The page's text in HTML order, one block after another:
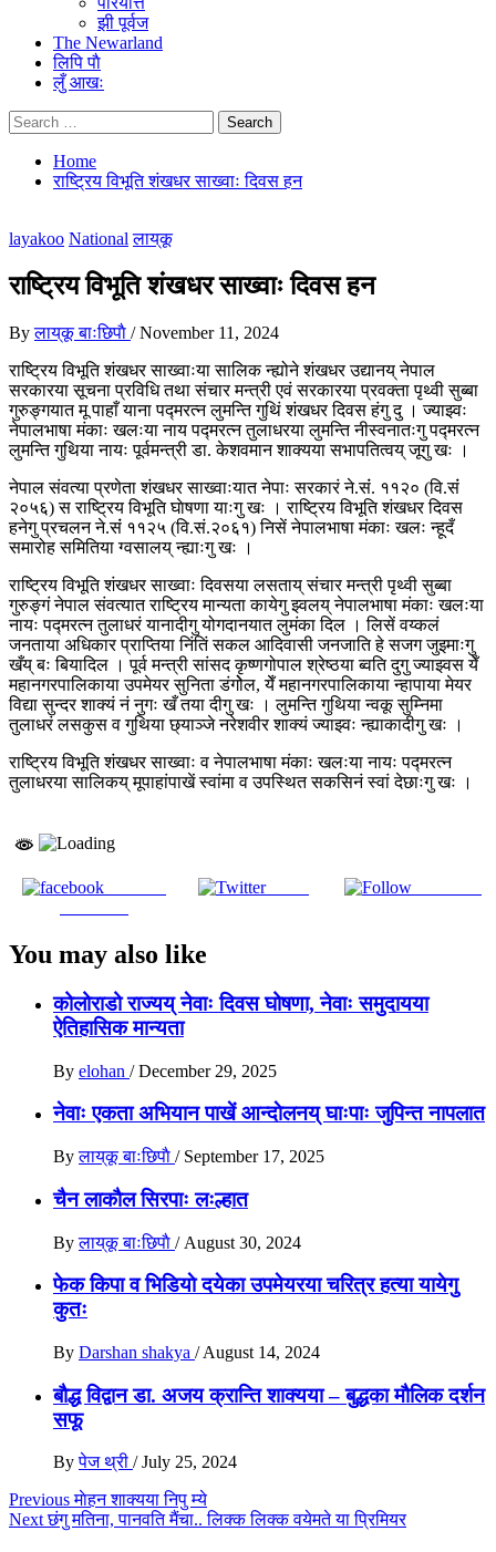
झी पूर्वज
The Newarland
लिपि पाै
लुँ आखः
Search
for:
Home
राष्ट्रिय विभूति शंखधर साख्वाः दिवस हन
layakoo National लाय्‌कू
राष्ट्रिय विभूति शंखधर साख्वाः दिवस हन
By लाय्‌कू बाःछिपाै / November 11, 2024
राष्ट्रिय विभूति शंखधर साख्वाःया सालिक न्ह्योने शंखधर उद्यानय् नेपाल
सरकारया सूचना प्रविधि तथा संचार मन्त्री एवं सरकारया प्रवक्ता पृथ्वी सुब्बा
गुरुङ्गयात मू पाहाँ याना पद्मरत्न लुमन्ति गुथिं शंखधर दिवस हंगु दु । ज्याझ्वः
नेपालभाषा मंकाः खलःया नाय पद्मरत्न तुलाधरया लुमन्ति नीस्वनातःगु पद्मरत्न
लुमन्ति गुथिया नायः पूर्वमन्त्री डा. केशवमान शाक्यया सभापतित्वय् जूगु खः ।
नेपाल संवत्या प्रणेता शंखधर साख्वाःयात नेपाः सरकारं ने.संं. ११२० (वि.संं
२०५६) स राष्ट्रिय विभूति घाेषणा याःगु खः । राष्ट्रिय विभूति शंखधर दिवस
हनेगु प्रचलन ने.संं ११२५ (वि.सं.२०६१) निसें नेपालभाषा मंकाः खलः न्हूदँ
समारोह समितिया ग्वसालय् न्ह्याःगु खः ।
राष्ट्रिय विभूति शंखधर साख्वाः दिवसया लसताय् संचार मन्त्री पृथ्वी सुब्बा
गुरुङ्गं नेपाल संवत्यात राष्ट्रिय मान्यता कायेगु झ्वलय् नेपालभाषा मंकाः खलःया
नायः पद्मरत्न तुलाधरं यानादीगु योगदानयात लुमंका दिल । लिसें वय्कलं
जनताया अधिकार प्राप्तिया निंतिं सकल आदिवासी जनजाति हे सजग जुइमाःगु
खँय् बः बियादिल । पूर्व मन्त्री सांसद कृष्णगोपाल श्रेष्ठया ब्वति दुगु ज्याझ्वस येँ
महानगरपालिकाया उपमेयर सुनिता डंगोेल, येँ महानगरपालिकाया न्हापाया मेयर
विद्या सुन्दर शाक्यं नं नुगः खँ तया दीगु खः । लुमन्ति गुथिया न्वकू सुम्निमा
तुलाधरं लसकुस व गुथिया छ्याञ्जे नरेशवीर शाक्यं ज्याझ्वः न्ह्याकादीगु खः ।
राष्ट्रिय विभूति शंखधर साख्वाः व नेपालभाषा मंकाः खलःया नायः पद्मरत्न
तुलाधरया सालिकय् मूपाहांपाखें स्वांमा व उपस्थित सकसिनं स्वां देछाःगु खः ।
Tweet
You may also like
कोलोराडो राज्यय् नेवाः दिवस घोषणा, नेवाः समुदायया
ऐतिहासिक मान्यता
By elohan / December 29, 2025
नेवाः एकता अभियान पाखें आन्दाेलनय् घाःपाः जुपिन्त नापलात
By लाय्‌कू बाःछिपाै / September 17, 2025
चैन लाकाैल सिरपाः लःल्हात
By लाय्‌कू बाःछिपाै / August 30, 2024
फेक किपा व भिडियाे दयेका उपमेयरया चरित्र हत्या यायेगु
कुतः
By Darshan shakya / August 14, 2024
बाैद्ध विद्वान डा. अजय क्रान्ति शाक्यया – बुद्धका माैलिक दर्शन
सफू
By पेज थ्री / July 25, 2024
Post
navigation
Previousमाेहन शाक्यया निपु म्ये
Nextछंगु मतिना, पानवति मैंचा.. लिक्क लिक्क वयेमते या प्रिमियर